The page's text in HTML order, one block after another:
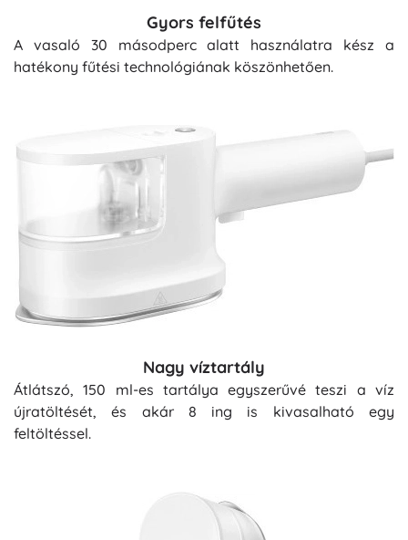
Gyors felfűtés
A vasaló 30 másodperc alatt használatra kész a
hatékony fűtési technológiának köszönhetően.
Nagy víztartály
Átlátszó, 150 ml-es tartálya egyszerűvé teszi a víz
újratöltését, és akár 8 ing is kivasalható egy
feltöltéssel.